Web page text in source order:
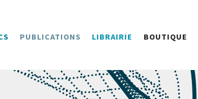
PUBLICATIONS LIBRAIRIE BOUTIQUE